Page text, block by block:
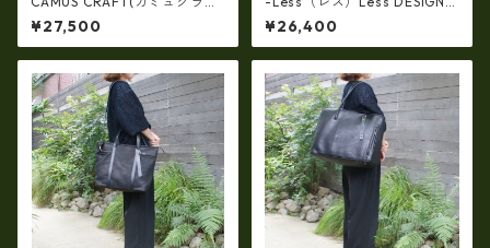
ト) ビジネスバッグ トートバ
ッグ 日本製 撥水 軽量 ユニセ
ックス cc-2703
¥27,500
(レスデザイン)Scarred Textu
re（牛革）斜め掛け＆多機能
トート（L/SIZE） LMSB-0514
¥26,400